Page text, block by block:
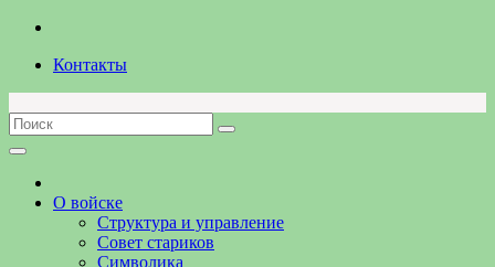
Перейти
содержимому
Контакты
О войске
Структура и управление
Совет стариков
Символика